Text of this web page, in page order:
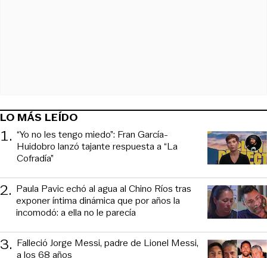
LO MÁS LEÍDO
1. “Yo no les tengo miedo”: Fran García-
Huidobro lanzó tajante respuesta a “La
Cofradía”
2. Paula Pavic echó al agua al Chino Ríos tras
exponer íntima dinámica que por años la
incomodó: a ella no le parecía
3. Falleció Jorge Messi, padre de Lionel Messi,
a los 68 años